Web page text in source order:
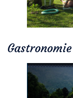
Gastronomie